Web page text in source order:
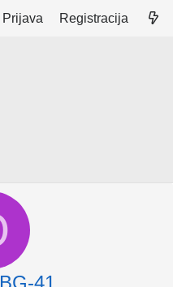
Prijava Registracija
41